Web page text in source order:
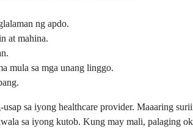
ng apdo.
at mahina.
mula sa mga unang linggo.
sa iyong healthcare provider. Maaaring
sa iyong kutob. Kung may mali, palaging